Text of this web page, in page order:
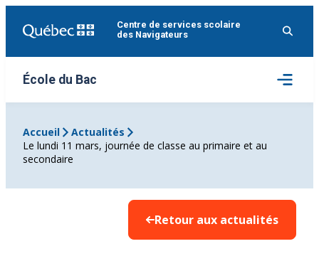
Centre de services scolaire
des Navigateurs
École du Bac
Ouvrir
le
menu
Accueil
Actualités
Le lundi 11 mars, journée de classe au primaire et au
secondaire
Retour aux actualités